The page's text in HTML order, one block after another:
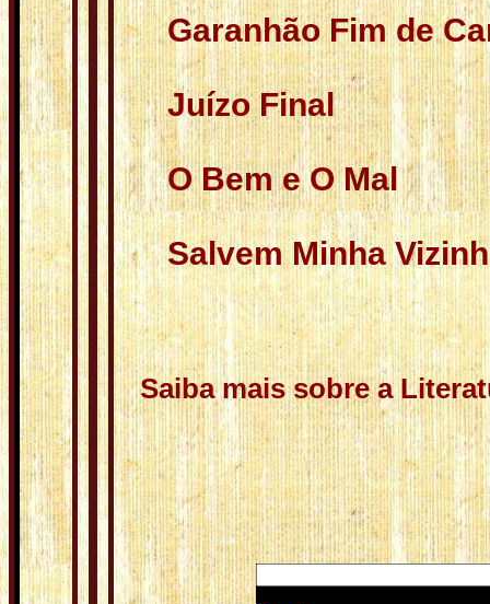
Garanhão Fim de
Juízo Final
O Bem e O Mal
Salvem Minha
Saiba mais sobre a